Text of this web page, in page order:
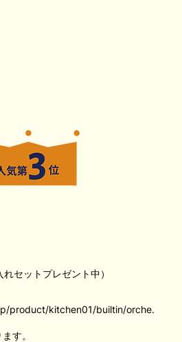
product/kitchen01/builtin/orche.
す。
セットプレゼント中）